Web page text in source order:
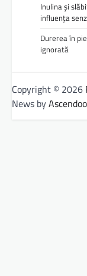
Inulina și
influența
Durerea în
ignorată
Copyright © 2026
News by